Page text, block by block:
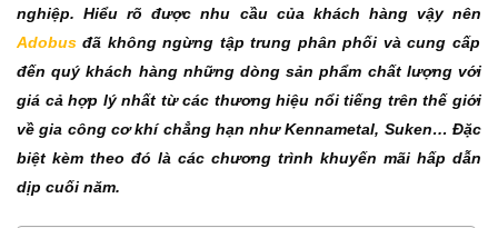
nghiệp. Hiểu rõ được nhu cầu của khách hàng vậy nên
Adobus đã không ngừng tập trung phân phối và cung cấp
đến quý khách hàng những dòng sản phẩm chất lượng với
giá cả hợp lý nhất từ các thương hiệu nổi tiếng trên thế giới
về gia công cơ khí chẳng hạn như Kennametal, Suken… Đặc
biệt kèm theo đó là các chương trình khuyến mãi hấp dẫn
dịp cuối năm.